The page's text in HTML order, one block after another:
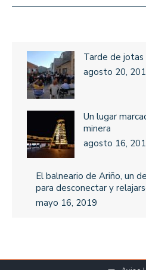
Tarde de jotas
agosto 20,
Un lugar
minera
agosto 16,
El balneario de Ariño, un
para desconectar y
mayo 16, 2019